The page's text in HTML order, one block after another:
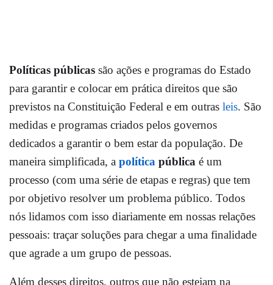
Políticas públicas são ações e programas do Estado
para garantir e colocar em prática direitos que são
previstos na Constituição Federal e em outras leis. São
medidas e programas criados pelos governos
dedicados a garantir o bem estar da população. De
maneira simplificada, a política pública é um
processo (com uma série de etapas e regras) que tem
por objetivo resolver um problema público. Todos
nós lidamos com isso diariamente em nossas relações
pessoais: traçar soluções para chegar a uma finalidade
que agrade a um grupo de pessoas.
Além desses direitos, outros que não estejam na